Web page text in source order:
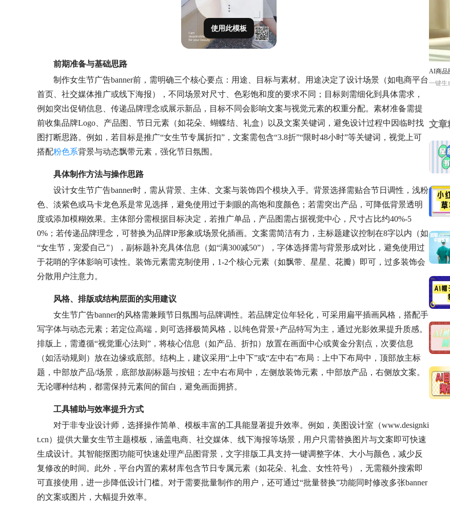
使用此模板
前期准备与基础思路
制作女生节广告banner前，需明确三个核心要点：用途、目标与素材。用途决定了设计场景（如电商平台
首页、社交媒体推广或线下海报），不同场景对尺寸、色彩饱和度的要求不同；目标则需细化到具体需求，
例如突出促销信息、传递品牌理念或展示新品，目标不同会影响文案与视觉元素的权重分配。素材准备需提
前收集品牌Logo、产品图、节日元素（如花朵、蝴蝶结、礼盒）以及文案关键词，避免设计过程中因临时找
图打断思路。例如，若目标是推广“女生节专属折扣”，文案需包含“3.8折”“限时48小时”等关键词，视觉上可
搭配粉色系背景与动态飘带元素，强化节日氛围。
具体制作方法与操作思路
设计女生节广告banner时，需从背景、主体、文案与装饰四个模块入手。背景选择需贴合节日调性，浅粉
色、淡紫色或马卡龙色系是常见选择，避免使用过于刺眼的高饱和度颜色；若需突出产品，可降低背景透明
度或添加模糊效果。主体部分需根据目标决定，若推广单品，产品图需占据视觉中心，尺寸占比约40%-5
0%；若传递品牌理念，可替换为品牌IP形象或场景化插画。文案需简洁有力，主标题建议控制在8字以内（如
“女生节，宠爱自己”），副标题补充具体信息（如“满300减50”），字体选择需与背景形成对比，避免使用过
于花哨的字体影响可读性。装饰元素需克制使用，1-2个核心元素（如飘带、星星、花瓣）即可，过多装饰会
分散用户注意力。
风格、排版或结构层面的实用建议
女生节广告banner的风格需兼顾节日氛围与品牌调性。若品牌定位年轻化，可采用扁平插画风格，搭配手
写字体与动态元素；若定位高端，则可选择极简风格，以纯色背景+产品特写为主，通过光影效果提升质感。
排版上，需遵循“视觉重心法则”，将核心信息（如产品、折扣）放置在画面中心或黄金分割点，次要信息
（如活动规则）放在边缘或底部。结构上，建议采用“上中下”或“左中右”布局：上中下布局中，顶部放主标
题，中部放产品/场景，底部放副标题与按钮；左中右布局中，左侧放装饰元素，中部放产品，右侧放文案。
无论哪种结构，都需保持元素间的留白，避免画面拥挤。
工具辅助与效率提升方式
对于非专业设计师，选择操作简单、模板丰富的工具能显著提升效率。例如，美图设计室（www.designki
t.cn）提供大量女生节主题模板，涵盖电商、社交媒体、线下海报等场景，用户只需替换图片与文案即可快速
生成设计。其智能抠图功能可快速处理产品图背景，文字排版工具支持一键调整字体、大小与颜色，减少反
复修改的时间。此外，平台内置的素材库包含节日专属元素（如花朵、礼盒、女性符号），无需额外搜索即
可直接使用，进一步降低设计门槛。对于需要批量制作的用户，还可通过“批量替换”功能同时修改多张banner
的文案或图片，大幅提升效率。
AI商品
一键生
文章